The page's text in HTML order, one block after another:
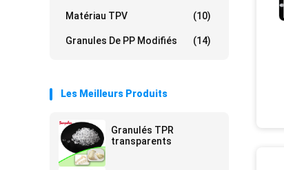
Matériau TPV (10)
Granules De PP Modifiés (14)
Les Meilleurs Produits
Granulés TPR
transparents